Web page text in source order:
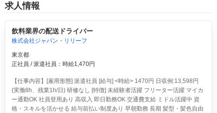
求人情報
飲料業界の配送ドライバー
株式会社ジャパン・リリーフ
東京都
正社員 / 派遣社員：時給1,470円
【仕事内容】[雇用形態] 派遣社員 [給与] <時給> 1470円 日収例:13,598円
(実働8h、残業1h/日) 研修なし [特徴] 未経験者活躍 フリーター活躍 マイカ
ー通勤OK 社員登用あり 高収入 即日勤務OK 交通費支給 ミドル活躍中 資
格・スキルを活かせる 給与前払い制度あり 早朝勤務 長期 髪型・髪色自由